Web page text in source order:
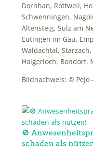
Dornhan, Rottweil,
Schwenningen,
Altensteig, Sulz am
Eutingen im Gäu,
Waldachtal,
Haigerloch, Bondorf,
Bildnachweis: © PeJo
🚫
schaden als